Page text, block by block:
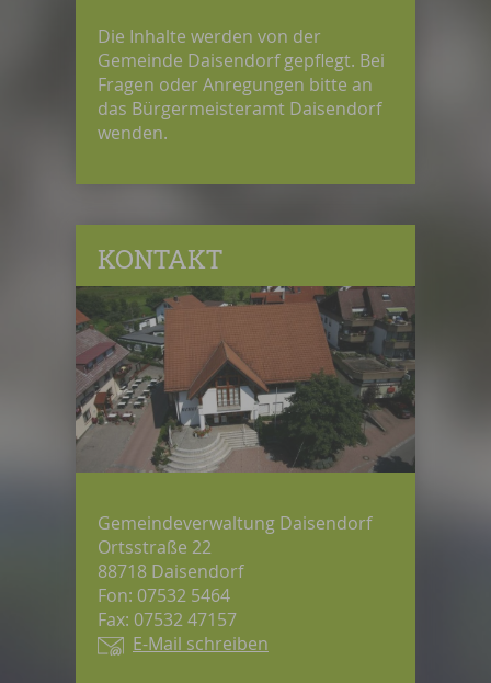
Die Inhalte werden von der
Gemeinde Daisendorf gepflegt. Bei
Fragen oder Anregungen bitte an
das Bürgermeisteramt Daisendorf
wenden.
KONTAKT
Gemeindeverwaltung Daisendorf
Ortsstraße 22
88718 Daisendorf
Fon: 07532 5464
Fax: 07532 47157
E-Mail schreiben